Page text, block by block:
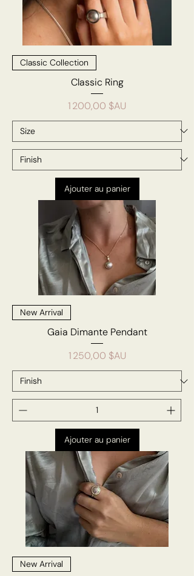
Classic Collection
Classic Ring
Prix
1 200,00 $AU
Ajouter au panier
New Arrival
Gaia Dimante Pendant
Prix
1 250,00 $AU
Ajouter au panier
New Arrival